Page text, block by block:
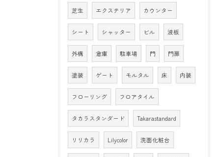
芝生 エクステリア カウンター
シート シャッター ビル 波板
外構 倉庫 駐車場 門 門扉
塗装 ゲート モルタル 床 内装
フローリング フロアタイル
タカラスタンダード Takarastandard
リリカラ Lilycolor 洗面化粧台